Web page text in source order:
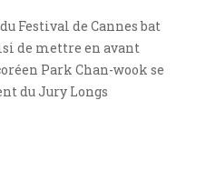
Festival de Cannes bat
de mettre en avant
Park Chan-wook se
du Jury Longs